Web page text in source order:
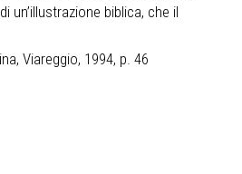
un’illustrazione biblica, che il
Viareggio, 1994, p. 46